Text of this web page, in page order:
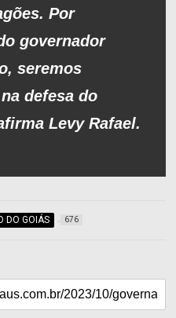
Por
governador
seremos
defesa do
Levy Rafael.
DO GOIÁS 676